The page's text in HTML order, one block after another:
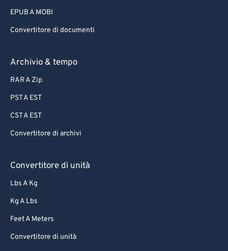
EPUB A MOBI
Convertitore di documenti
Archivio & tempo
RAR A Zip
PST A EST
CST A EST
Convertitore di archivi
Convertitore di unità
Lbs A Kg
Kg A Lbs
Feet A Meters
Convertitore di unità